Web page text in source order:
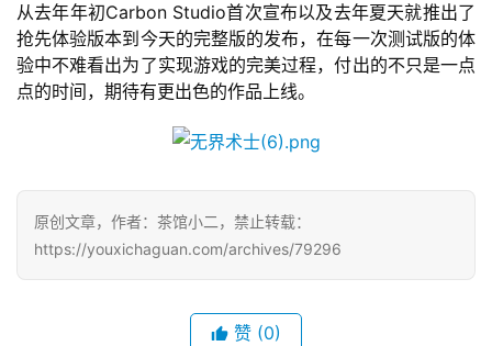
游
戏
2
5
第
十
从去年年初Carbon Studio首次宣布以及去年夏天就推出了
抢先体验版本到今天的完整版的发布，在每一次测试版的体
验中不难看出为了实现游戏的完美过程，付出的不只是一点
点的时间，期待有更出色的作品上线。
原创文章，作者：茶馆小二，禁止转载：
https://youxichaguan.com/archives/79296
赞 (0)